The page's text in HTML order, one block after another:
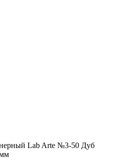
Lab Arte №3-50 Дуб